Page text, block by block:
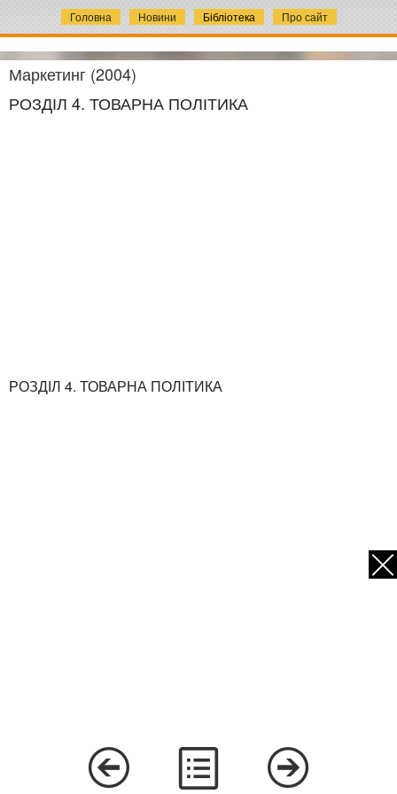
Головна Новини Бібліотека Про сайт
Маркетинг (2004)
РОЗДІЛ 4. ТОВАРНА ПОЛІТИКА
РОЗДІЛ 4. ТОВАРНА ПОЛІТИКА